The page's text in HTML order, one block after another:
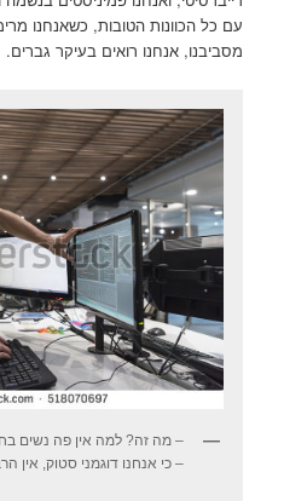
עם כל הכוונות הטובות, כשאנחנו
מסביבנו, אנחנו רואים בעיקר גברים.
– מה זה? למה אין פה נשים
– כי אנחנו דוגמני סטוק, אין